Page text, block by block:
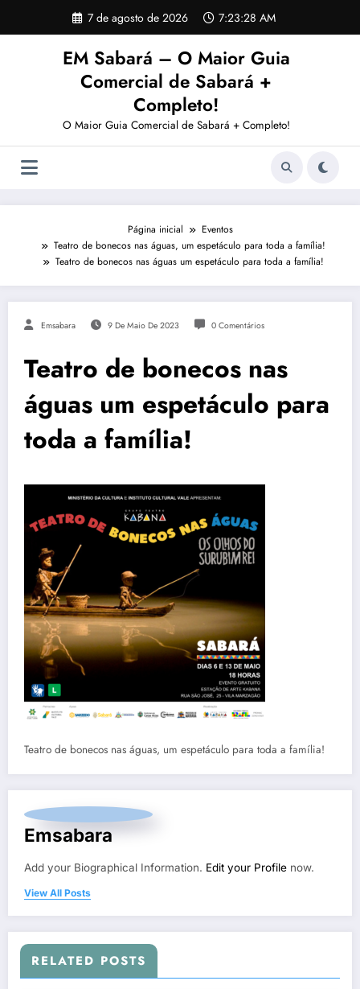
o
7 de agosto de 2026 7:23:28 AM
EM Sabará – O Maior Guia
Comercial de Sabará +
Completo!
O Maior Guia Comercial de Sabará + Completo!
Página inicial
Eventos
Teatro de bonecos nas águas, um espetáculo para toda a família!
Teatro de bonecos nas águas um espetáculo para toda a família!
Emsabara 9 De Maio De 2023 0 Comentários
Teatro de bonecos nas
águas um espetáculo para
toda a família!
Teatro de bonecos nas águas, um espetáculo para toda a família!
Emsabara
Add your Biographical Information. Edit your Profile now.
View All Posts
RELATED POSTS